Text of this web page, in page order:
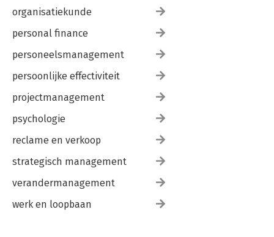
organisatiekunde
personal finance
personeelsmanagement
persoonlijke effectiviteit
projectmanagement
psychologie
reclame en verkoop
strategisch management
verandermanagement
werk en loopbaan